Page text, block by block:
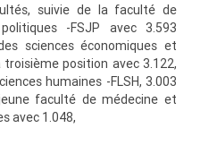
suivie de la faculté de
-FSJP avec 3.593
sciences économiques et
troisième position avec 3.122,
humaines -FLSH, 3.003
faculté de médecine et
avec 1.048,